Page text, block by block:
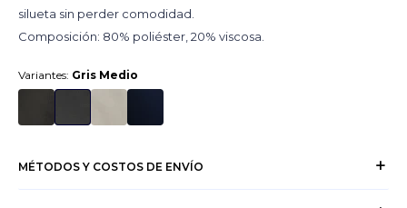
silueta sin perder comodidad.
Composición: 80% poliéster, 20% viscosa.
Variantes: Gris Medio
MÉTODOS Y COSTOS DE ENVÍO